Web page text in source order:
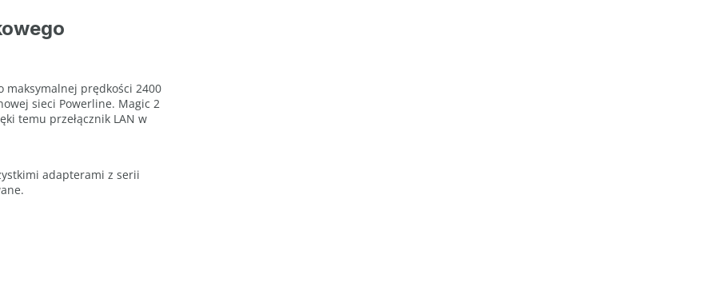
maksymalnej prędkości 2400
sieci Powerline. Magic 2
temu przełącznik LAN w
adapterami z serii